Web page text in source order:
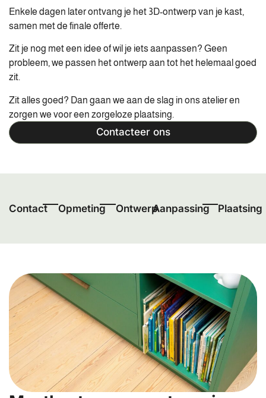
Enkele dagen later ontvang je het 3D-ontwerp van je kast,
samen met de finale offerte.
Zit je nog met een idee of wil je iets aanpassen? Geen
probleem, we passen het ontwerp aan tot het helemaal goed
zit.
Zit alles goed? Dan gaan we aan de slag in ons atelier en
zorgen we voor een zorgeloze plaatsing.
Contacteer ons
Contact Opmeting OntwerpAanpassing Plaatsing